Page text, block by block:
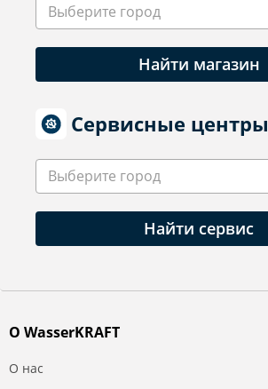
Выберите город
Найти магазин
Сервисные центры
Выберите город
Найти сервис
О WasserKRAFT
О нас